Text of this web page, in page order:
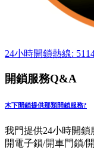
24小時開鎖熱線:
開鎖服務Q&A
木下開鎖提供那類開鎖服務?
我門提供24小時開
開電子鎖/開車門鎖/